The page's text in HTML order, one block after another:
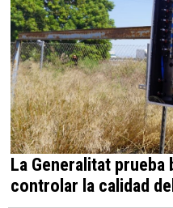
La Generalitat
controlar la calidad